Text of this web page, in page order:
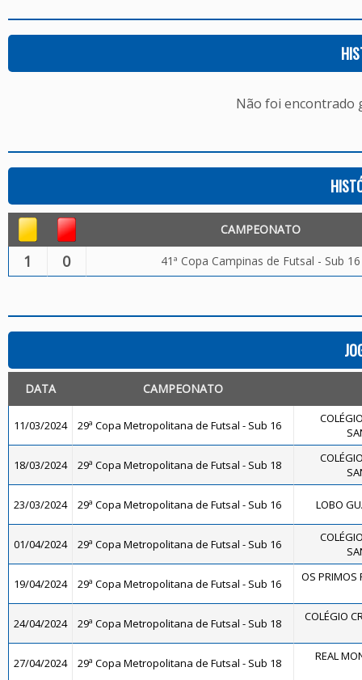
Não foi encontrado
CAMPEONATO
1 0 41ª Copa Campinas de Futsal - Sub 16
DATA CAMPEONATO
11/03/2024 29ª Copa Metropolitana de Futsal - Sub 16
18/03/2024 29ª Copa Metropolitana de Futsal - Sub 18
23/03/2024 29ª Copa Metropolitana de Futsal - Sub 16 LOBO
01/04/2024 29ª Copa Metropolitana de Futsal - Sub 16
19/04/2024 29ª Copa Metropolitana de Futsal - Sub 16 OS PRIMOS
24/04/2024 29ª Copa Metropolitana de Futsal - Sub 18 COLÉGIO
27/04/2024 29ª Copa Metropolitana de Futsal - Sub 18 REAL